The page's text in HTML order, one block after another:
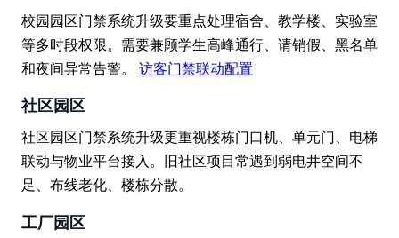
校园园区门禁系统升级要重点处理宿舍、教学楼、实验室
等多时段权限。需要兼顾学生高峰通行、请销假、黑名单
和夜间异常告警。 访客门禁联动配置
社区园区
社区园区门禁系统升级更重视楼栋门口机、单元门、电梯
联动与物业平台接入。旧社区项目常遇到弱电井空间不
足、布线老化、楼栋分散。
工厂园区